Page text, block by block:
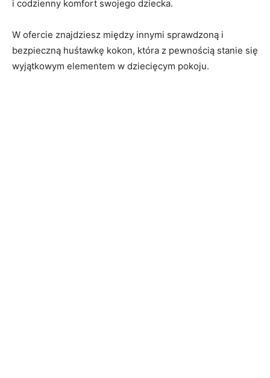
i codzienny komfort swojego dziecka.
W ofercie znajdziesz między innymi sprawdzoną i
bezpieczną huśtawkę kokon, która z pewnością stanie się
wyjątkowym elementem w dziecięcym pokoju.